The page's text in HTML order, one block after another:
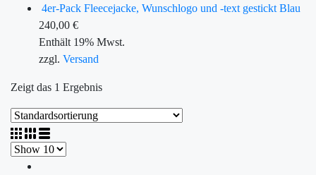
4er-Pack Fleecejacke, Wunschlogo und -text gestickt Blau
240,00 €
Enthält 19% Mwst.
zzgl. Versand
Zeigt das 1 Ergebnis